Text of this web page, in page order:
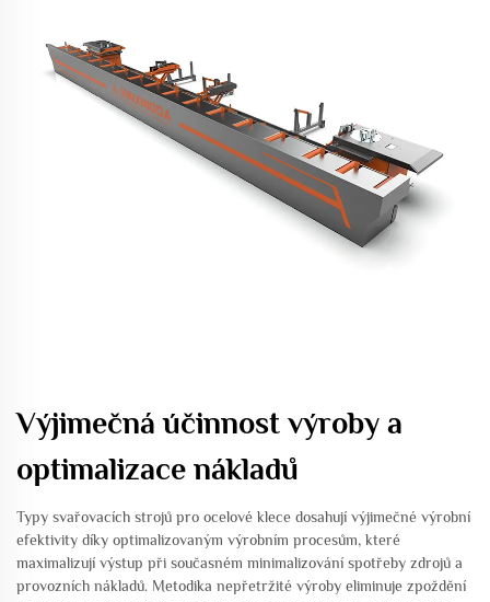
Výjimečná účinnost výroby a
optimalizace nákladů
Typy svařovacích strojů pro ocelové klece dosahují výjimečné výrobní
efektivity díky optimalizovaným výrobním procesům, které
maximalizují výstup při současném minimalizování spotřeby zdrojů a
provozních nákladů. Metodika nepřetržité výroby eliminuje zpoždění